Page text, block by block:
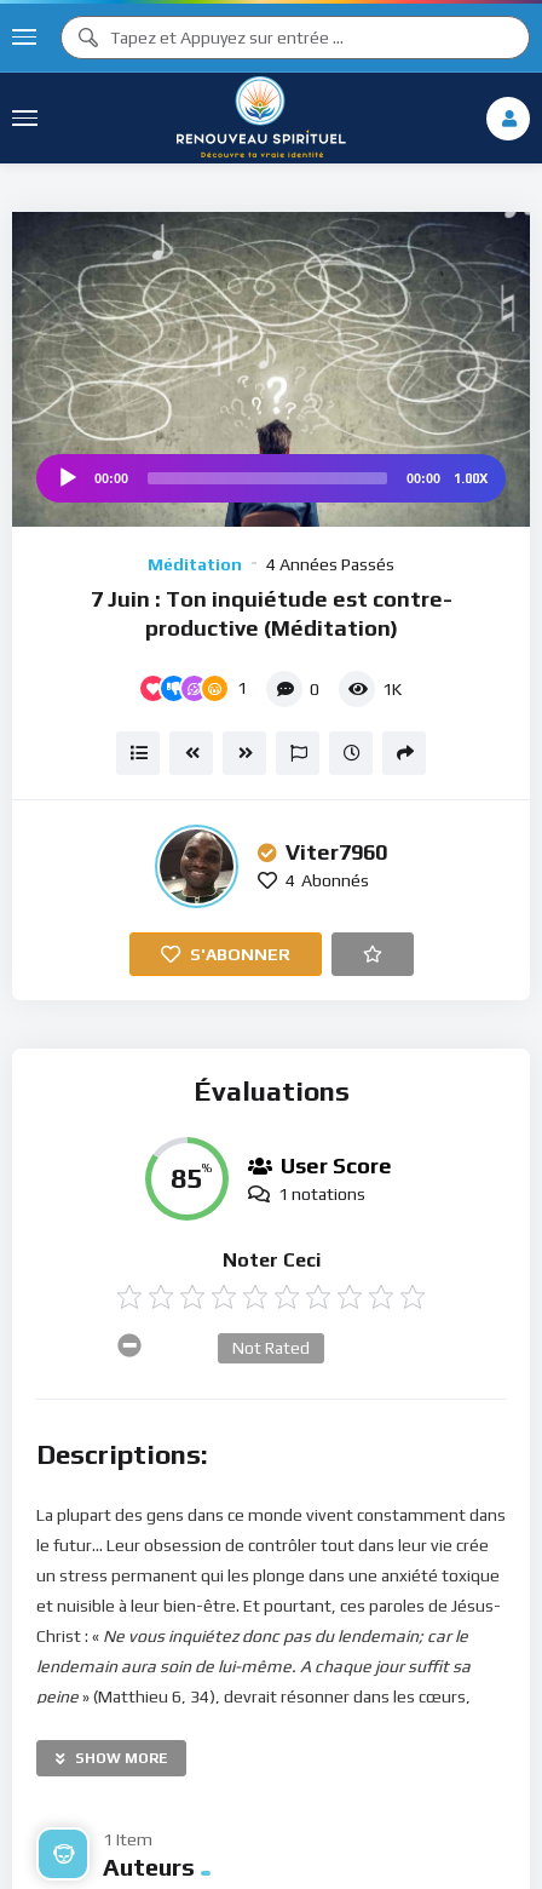
♫ ♩
♩
♪
♯ ♬
♫
♮
00:00 00:00 1.00X
Méditation 4 Années Passés
7 Juin : Ton inquiétude est contre-
productive (Méditation)
1 0 1K
Viter7960
4 Abonnés
S'ABONNER
Évaluations
85% User Score
1 notations
Noter Ceci
Not Rated
Descriptions:
La plupart des gens dans ce monde vivent constamment dans
le futur… Leur obsession de contrôler tout dans leur vie crée
un stress permanent qui les plonge dans une anxiété toxique
et nuisible à leur bien-être. Et pourtant, ces paroles de Jésus-
Christ : « Ne vous inquiétez donc pas du lendemain; car le
lendemain aura soin de lui-même. A chaque jour suffit sa
peine» (Matthieu 6, 34), devrait résonner dans les cœurs,
Chers frères et sœurs, nos soucis n’apportent rien à nos
raison : même si nous manquons de sommeil par anxiété car
préoccupés par un projet, un examen, un rendez-vous ou
SHOW MORE
1 Item
Auteurs